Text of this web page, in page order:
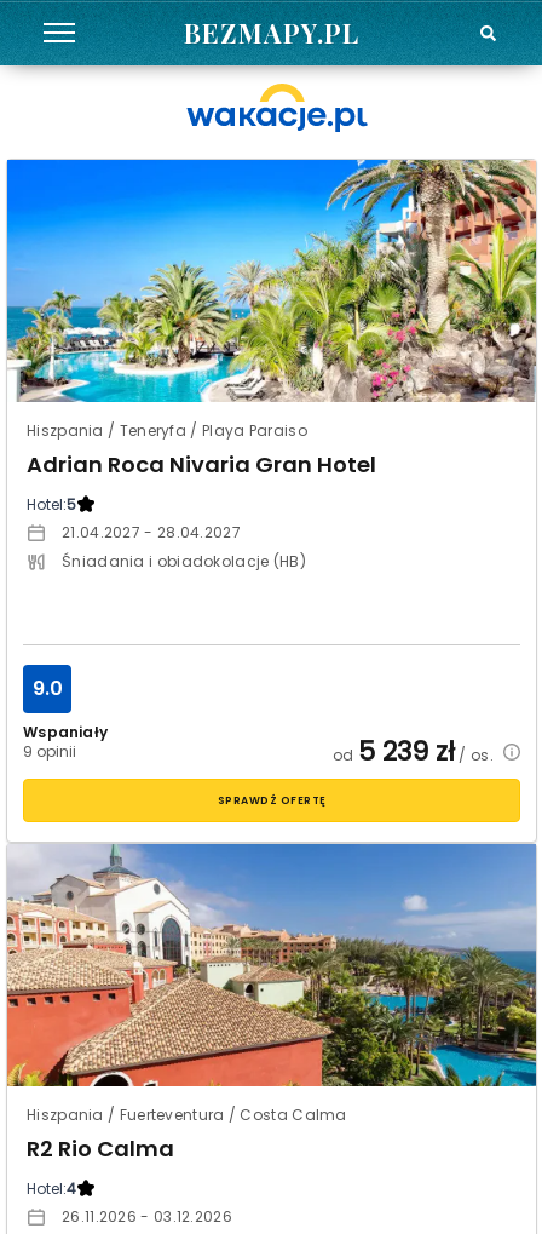
BEZMAPY.PL
Hiszpania / Teneryfa / Playa Paraiso
Adrian Roca Nivaria Gran Hotel
Hotel:5
21.04.2027 - 28.04.2027
Śniadania i obiadokolacje (HB)
Wspaniały
9 opinii
9.0
od 5 239 zł/ os.
SPRAWDŹ OFERTĘ
Hiszpania / Fuerteventura / Costa Calma
R2 Rio Calma
Hotel:4
26.11.2026 - 03.12.2026